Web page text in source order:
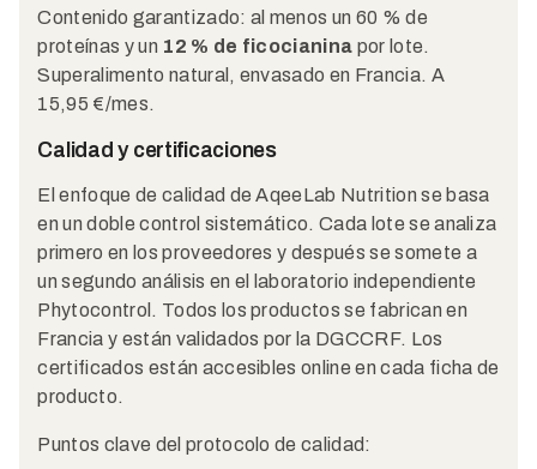
Contenido garantizado: al menos un 60 % de
proteínas y un 12 % de ficocianina por lote.
Superalimento natural, envasado en Francia. A
15,95 €/mes.
Calidad y certificaciones
El enfoque de calidad de AqeeLab Nutrition se basa
en un doble control sistemático. Cada lote se analiza
primero en los proveedores y después se somete a
un segundo análisis en el laboratorio independiente
Phytocontrol. Todos los productos se fabrican en
Francia y están validados por la DGCCRF. Los
certificados están accesibles online en cada ficha de
producto.
Puntos clave del protocolo de calidad: